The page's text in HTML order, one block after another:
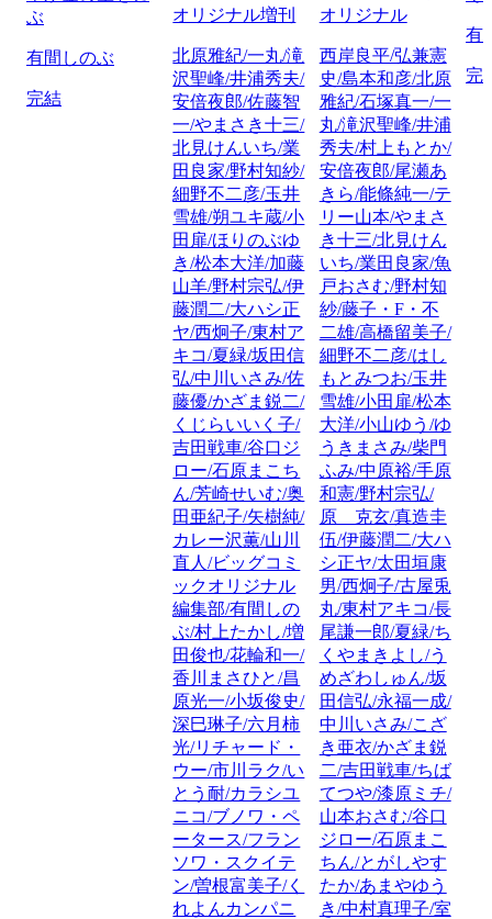
ぶ
有間しのぶ
完結
オリジナル増刊
北原雅紀/一丸/滝
沢聖峰/井浦秀夫/
安倍夜郎/佐藤智
一/やまさき十三/
北見けんいち/業
田良家/野村知紗/
細野不二彦/玉井
雪雄/朔ユキ蔵/小
田扉/ほりのぶゆ
き/松本大洋/加藤
山羊/野村宗弘/伊
藤潤二/大ハシ正
ヤ/西炯子/東村ア
キコ/夏緑/坂田信
弘/中川いさみ/佐
藤優/かざま鋭二/
くじらいいく子/
吉田戦車/谷口ジ
ロー/石原まこち
ん/芳崎せいむ/奥
田亜紀子/矢樹純/
カレー沢薫/山川
直人/ビッグコミ
ックオリジナル
編集部/有間しの
ぶ/村上たかし/増
田俊也/花輪和一/
香川まさひと/昌
原光一/小坂俊史/
深巳琳子/六月柿
光/リチャード・
ウー/市川ラク/い
とう耐/カラシユ
ニコ/ブノワ・ペ
ータース/フラン
ソワ・スクイテ
ン/曽根富美子/く
れよんカンパニ
オリジナル
西岸良平/弘兼憲
史/島本和彦/北原
雅紀/石塚真一/一
丸/滝沢聖峰/井浦
秀夫/村上もとか/
安倍夜郎/尾瀬あ
きら/能條純一/テ
リー山本/やまさ
き十三/北見けん
いち/業田良家/魚
戸おさむ/野村知
紗/藤子・F・不
二雄/高橋留美子/
細野不二彦/はし
もとみつお/玉井
雪雄/小田扉/松本
大洋/小山ゆう/ゆ
うきまさみ/柴門
ふみ/中原裕/手原
和憲/野村宗弘/
原 克玄/真造圭
伍/伊藤潤二/大ハ
シ正ヤ/太田垣康
男/西炯子/古屋兎
丸/東村アキコ/長
尾謙一郎/夏緑/ち
くやまきよし/う
めざわしゅん/坂
田信弘/永福一成/
中川いさみ/こざ
き亜衣/かざま鋭
二/吉田戦車/ちば
てつや/漆原ミチ/
山本おさむ/谷口
ジロー/石原まこ
ちん/とがしやす
たか/あまやゆう
き/中村真理子/室
有
完